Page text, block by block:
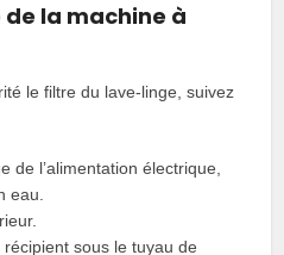
la machine à
le filtre du lave-linge, suivez
de l’alimentation électrique,
eau.
sous le tuyau de